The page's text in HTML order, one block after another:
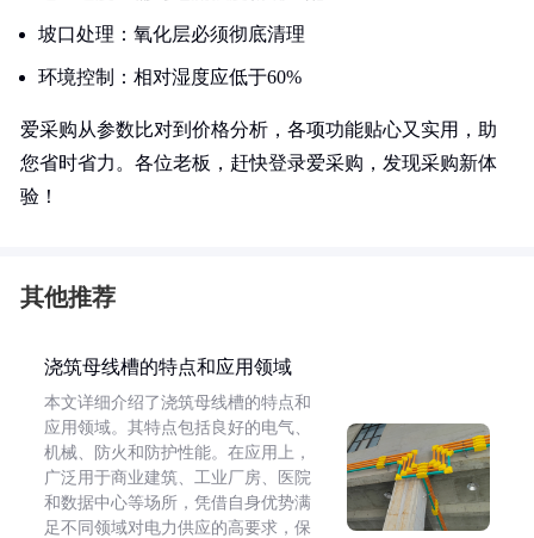
坡口处理：氧化层必须彻底清理
环境控制：相对湿度应低于60%
爱采购从参数比对到价格分析，各项功能贴心又实用，助
您省时省力。各位老板，赶快登录爱采购，发现采购新体
验！
其他推荐
浇筑母线槽的特点和应用领域
本文详细介绍了浇筑母线槽的特点和
应用领域。其特点包括良好的电气、
机械、防火和防护性能。在应用上，
广泛用于商业建筑、工业厂房、医院
和数据中心等场所，凭借自身优势满
足不同领域对电力供应的高要求，保